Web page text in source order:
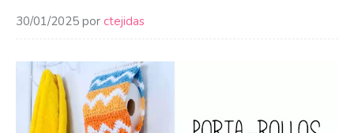
30/01/2025 por ctejidas